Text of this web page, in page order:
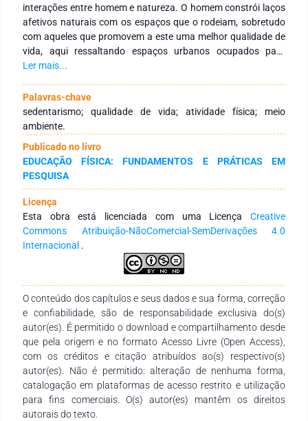
interações entre homem e natureza. O homem constrói laços
afetivos naturais com os espaços que o rodeiam, sobretudo
com aqueles que promovem a este uma melhor qualidade de
vida, aqui ressaltando espaços urbanos ocupados para
atividades físicas e de lazer nas regiões onde habitam.
realização de frequentes exercícios físicos para benefícios
substanciais para a saúde e prevenção de várias doenças.
Nesse contexto, as práticas das caminhadas em locais
urbanos, como praças, calçadões, avenidas e praias, têm um
custo mais viável e são favoráveis do ponto de vista de
difusão dos conhecimentos ambientais, ameniza obesidade e
sedentarismo, bem como atua positivamente na qualidade de
vida dos seus praticantes. Assim, no presente trabalho, foi
traçado um perfil diagnóstico do praticante de atividade física
(caminhada) em espaços urbanos natalenses para avaliar se
esta está associada a outras atividades físicas e se há
alguma recomendação médica para esta; o estudo avalia
ainda a idade de tais praticantes, a partir de visitas a quatro
aplicado um questionário e entrevistas realizadas ao público;
o perfil do público entrevistado abrangeu homens e mulheres,
de 13 a 59 anos, totalizando 100 pessoas. Os resultados
indicaram a necessidade de mais políticas que incentivem as
caminhadas.
Ler mais...
Palavras-chave
sedentarismo; qualidade de vida; atividade física; meio
ambiente.
Publicado no livro
EDUCAÇÃO FÍSICA: FUNDAMENTOS E PRÁTICAS EM
PESQUISA
Licença
Esta obra está licenciada com uma Licença Creative
Commons Atribuição-NãoComercial-SemDerivações 4.0
Internacional .
O conteúdo dos capítulos e seus dados e sua forma, correção
e confiabilidade, são de responsabilidade exclusiva do(s)
autor(es). É permitido o download e compartilhamento desde
que pela origem e no formato Acesso Livre (Open Access),
com os créditos e citação atribuídos ao(s) respectivo(s)
autor(es). Não é permitido: alteração de nenhuma forma,
catalogação em plataformas de acesso restrito e utilização
para fins comerciais. O(s) autor(es) mantêm os direitos
autorais do texto.